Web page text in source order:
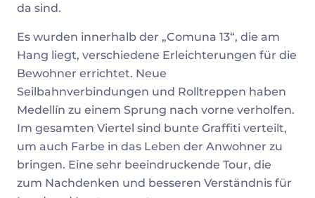
da sind.
Es wurden innerhalb der „Comuna 13“, die am
Hang liegt, verschiedene Erleichterungen für die
Bewohner errichtet. Neue
Seilbahnverbindungen und Rolltreppen haben
Medellín zu einem Sprung nach vorne verholfen.
Im gesamten Viertel sind bunte Graffiti verteilt,
um auch Farbe in das Leben der Anwohner zu
bringen. Eine sehr beeindruckende Tour, die
zum Nachdenken und besseren Verständnis für